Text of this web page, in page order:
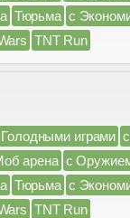
Тюрьма с
TNT Run
играми
арена с
Тюрьма с
TNT Run